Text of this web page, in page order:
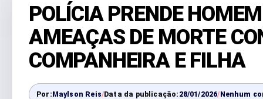
POLÍCIA PRENDE
AMEAÇAS DE MORTE
COMPANHEIRA E FILHA
Por:Maylson Reis/Data da publicação: 28/01/2026/Nenhum